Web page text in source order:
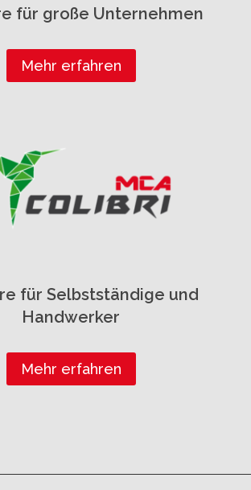
für große Unternehmen
Mehr erfahren
für Selbstständige und
Handwerker
Mehr erfahren